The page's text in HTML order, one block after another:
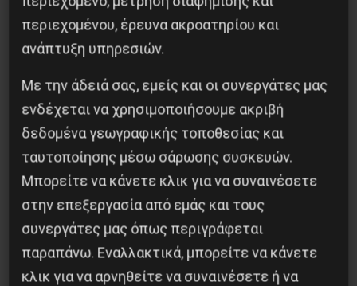
5 Αυγούστου 2026
περιεχομένου, έρευνα ακροατηρίου και
ανάπτυξη υπηρεσιών.
Με την άδειά σας, εμείς και οι συνεργάτες μας
ενδέχεται να χρησιμοποιήσουμε ακριβή
δεδομένα γεωγραφικής τοποθεσίας και
ταυτοποίησης μέσω σάρωσης συσκευών.
Μπορείτε να κάνετε κλικ για να συναινέσετε
στην επεξεργασία από εμάς και τους
συνεργάτες μας όπως περιγράφεται
παραπάνω. Εναλλακτικά, μπορείτε να κάνετε
κλικ για να αρνηθείτε να συναινέσετε ή να